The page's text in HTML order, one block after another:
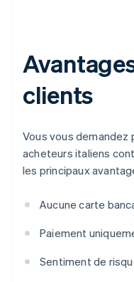
clients
Vous vous
acheteurs italiens
les principaux
Aucune carte
Paiement
Sentiment de